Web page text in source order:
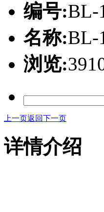
编号:BL-
名称:BL-
浏览:
上一页返回下一页
详情介绍